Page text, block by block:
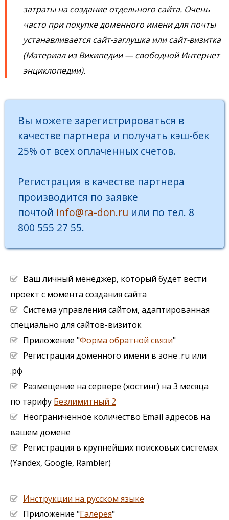
затраты на создание отдельного сайта. Очень
часто при покупке доменного имени для почты
устанавливается сайт-заглушка или сайт-визитка
(Материал из Википедии — свободной Интернет
энциклопедии).
Вы можете зарегистрироваться в
качестве партнера и получать кэш-бек
25% от всех оплаченных счетов.
Регистрация в качестве партнера
производится по заявке
почтой info@ra-don.ru или по тел. 8
800 555 27 55.
Ваш личный менеджер, который будет вести
проект с момента создания сайта
Система управления сайтом, адаптированная
специально для сайтов-визиток
Приложение "Форма обратной связи"
Регистрация доменного имени в зоне .ru или
.рф
Размещение на сервере (хостинг) на 3 месяца
по тарифу Безлимитный 2
Неограниченное количество Email адресов на
вашем домене
Регистрация в крупнейших поисковых системах
(Yandex, Google, Rambler)
Инструкции на русском языке
Приложение "Галерея"